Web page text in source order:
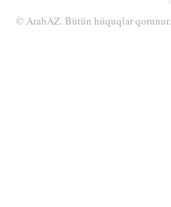
© ArabAZ. Bütün hüquqlar qorunur.